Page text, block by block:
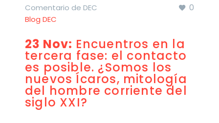
0
Comentario de DEC
Blog DEC
23 Nov: Encuentros en la
tercera fase: el contacto
es posible. ¿Somos los
nuevos Ícaros, mitología
del hombre corriente del
siglo XXI?